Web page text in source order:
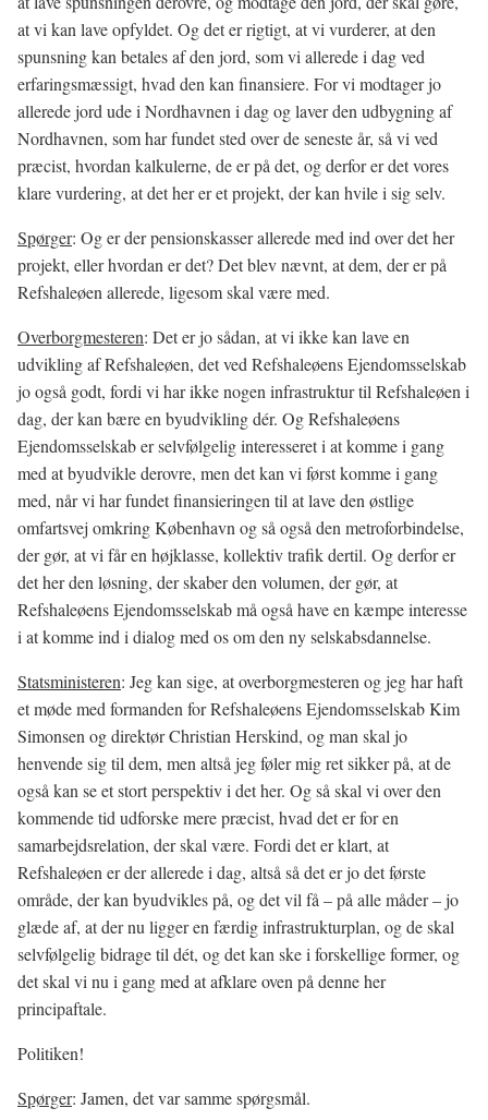
at vi kan lave opfyldet. Og det er rigtigt, at vi vurderer, at den
spunsning kan betales af den jord, som vi allerede i dag ved
erfaringsmæssigt, hvad den kan finansiere. For vi modtager jo
allerede jord ude i Nordhavnen i dag og laver den udbygning af
Nordhavnen, som har fundet sted over de seneste år, så vi ved
præcist, hvordan kalkulerne, de er på det, og derfor er det vores
klare vurdering, at det her er et projekt, der kan hvile i sig selv.
Spørger: Og er der pensionskasser allerede med ind over det her
projekt, eller hvordan er det? Det blev nævnt, at dem, der er på
Refshaleøen allerede, ligesom skal være med.
Overborgmesteren: Det er jo sådan, at vi ikke kan lave en
udvikling af Refshaleøen, det ved Refshaleøens Ejendomsselskab
jo også godt, fordi vi har ikke nogen infrastruktur til Refshaleøen i
dag, der kan bære en byudvikling dér. Og Refshaleøens
Ejendomsselskab er selvfølgelig interesseret i at komme i gang
med at byudvikle derovre, men det kan vi først komme i gang
med, når vi har fundet finansieringen til at lave den østlige
omfartsvej omkring København og så også den metroforbindelse,
der gør, at vi får en højklasse, kollektiv trafik dertil. Og derfor er
det her den løsning, der skaber den volumen, der gør, at
Refshaleøens Ejendomsselskab må også have en kæmpe interesse
i at komme ind i dialog med os om den ny selskabsdannelse.
Statsministeren: Jeg kan sige, at overborgmesteren og jeg har haft
et møde med formanden for Refshaleøens Ejendomsselskab Kim
Simonsen og direktør Christian Herskind, og man skal jo
henvende sig til dem, men altså jeg føler mig ret sikker på, at de
også kan se et stort perspektiv i det her. Og så skal vi over den
kommende tid udforske mere præcist, hvad det er for en
samarbejdsrelation, der skal være. Fordi det er klart, at
Refshaleøen er der allerede i dag, altså så det er jo det første
område, der kan byudvikles på, og det vil få – på alle måder – jo
glæde af, at der nu ligger en færdig infrastrukturplan, og de skal
selvfølgelig bidrage til dét, og det kan ske i forskellige former, og
det skal vi nu i gang med at afklare oven på denne her
principaftale.
Politiken!
Spørger: Jamen, det var samme spørgsmål.